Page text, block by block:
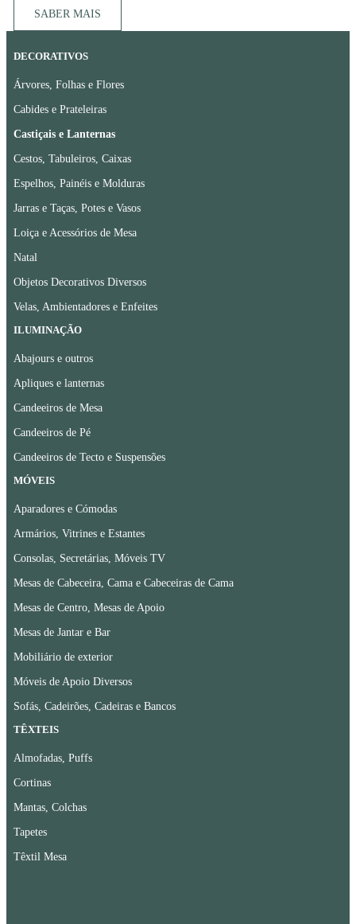
SABER MAIS
DECORATIVOS
Árvores, Folhas e Flores
Cabides e Prateleiras
Castiçais e Lanternas
Cestos, Tabuleiros, Caixas
Espelhos, Painéis e Molduras
Jarras e Taças, Potes e Vasos
Loiça e Acessórios de Mesa
Natal
Objetos Decorativos Diversos
Velas, Ambientadores e Enfeites
ILUMINAÇÃO
Abajours e outros
Apliques e lanternas
Candeeiros de Mesa
Candeeiros de Pé
Candeeiros de Tecto e Suspensões
MÓVEIS
Aparadores e Cómodas
Armários, Vitrines e Estantes
Consolas, Secretárias, Móveis TV
Mesas de Cabeceira, Cama e Cabeceiras de Cama
Mesas de Centro, Mesas de Apoio
Mesas de Jantar e Bar
Mobiliário de exterior
Móveis de Apoio Diversos
Sofás, Cadeirões, Cadeiras e Bancos
TÊXTEIS
Almofadas, Puffs
Cortinas
Mantas, Colchas
Tapetes
Têxtil Mesa